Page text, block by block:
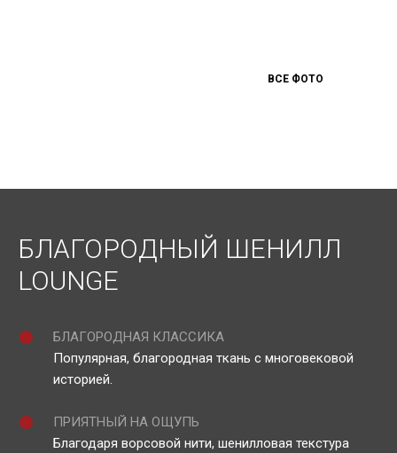
ВСЕ ФОТО
БЛАГОРОДНЫЙ ШЕНИЛЛ
LOUNGE
БЛАГОРОДНАЯ КЛАССИКА
Популярная, благородная ткань с многовековой
историей.
ПРИЯТНЫЙ НА ОЩУПЬ
Благодаря ворсовой нити, шенилловая текстура